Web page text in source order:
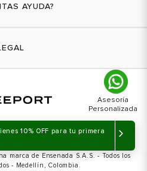
10% OFF para tu primera
AYUDA?
devoluciones
PQRs
y condiciones
privacidad
de datos personales
transparencia
marca de Ensenada S.A.S. - Todos los
- Medellín, Colombia.